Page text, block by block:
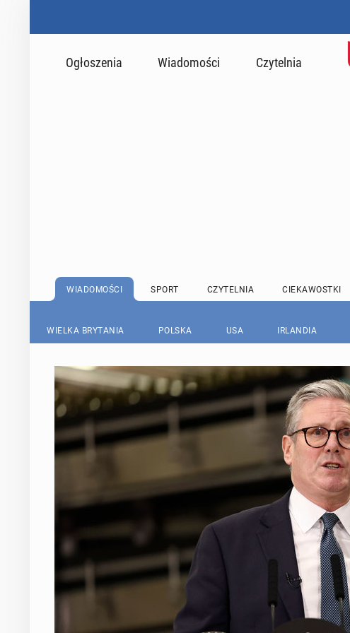
Ogłoszenia Wiadomości Czytelnia
WIADOMOŚCI SPORT CZYTELNIA CIEKAWOSTKI
WIELKA BRYTANIA POLSKA USA IRLANDIA